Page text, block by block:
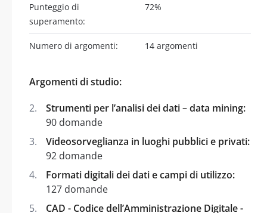
Punteggio di
superamento:
72%
Numero di argomenti: 14 argomenti
Argomenti di studio:
Strumenti per l’analisi dei dati – data mining:
90 domande
Videosorveglianza in luoghi pubblici e privati:
92 domande
Formati digitali dei dati e campi di utilizzo:
127 domande
CAD - Codice dell’Amministrazione Digitale -